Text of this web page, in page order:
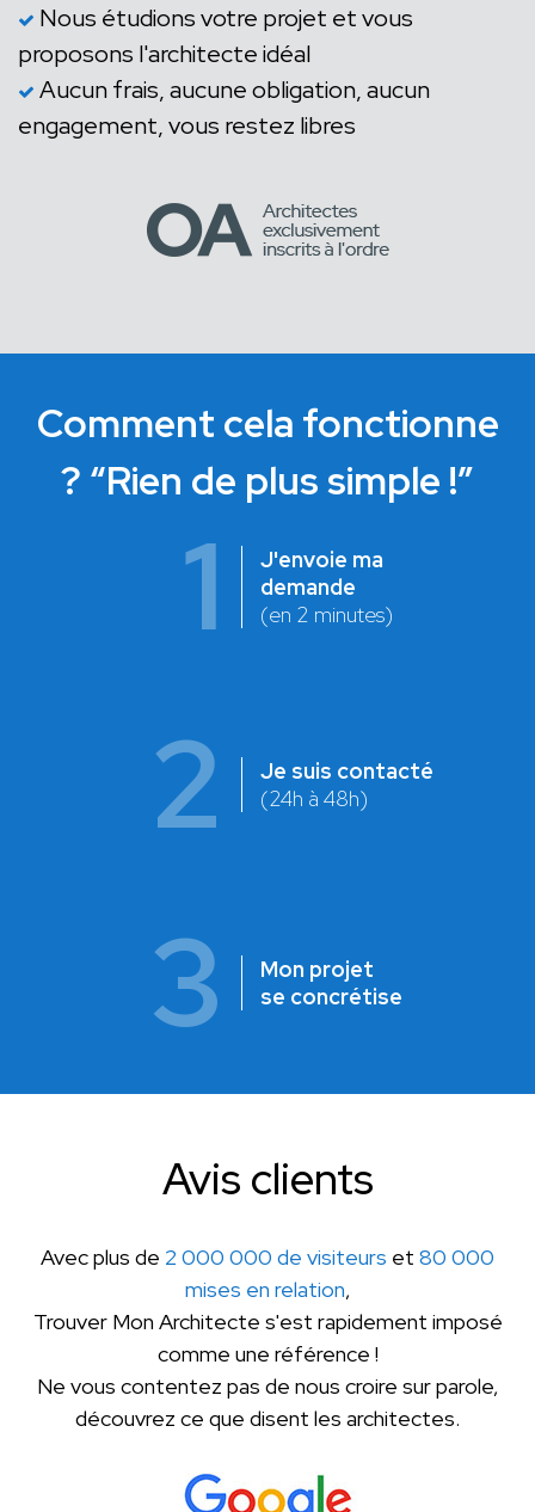
Nous étudions votre projet et vous
proposons l'architecte idéal
Aucun frais, aucune obligation, aucun
engagement, vous restez libres
Comment cela fonctionne
? “Rien de plus simple !”
1
J'envoie ma
demande
(en 2 minutes)
2
Je suis contacté
(24h à 48h)
3
Mon projet
se concrétise
Avis clients
Avec plus de 2 000 000 de visiteurs et 80 000
mises en relation,
Trouver Mon Architecte s'est rapidement imposé
comme une référence !
Ne vous contentez pas de nous croire sur parole,
découvrez ce que disent les architectes.